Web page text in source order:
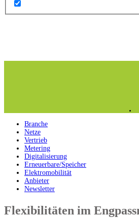
Branche
Netze
Vertrieb
Metering
Digitalisierung
Erneuerbare/Speicher
Elektromobilität
Anbieter
Newsletter
Flexibilitäten im